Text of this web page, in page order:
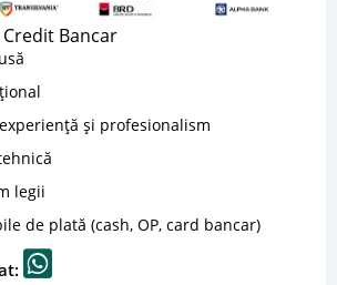
Bancar
și profesionalism
legii
de plată (cash, OP, card bancar)